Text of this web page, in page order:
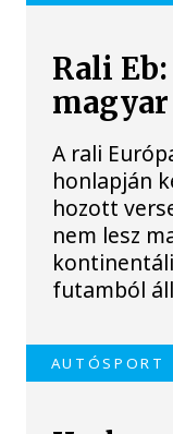
Rali
A rali
honlapján
hozott
nem lesz
futamból
AUTÓSPORT